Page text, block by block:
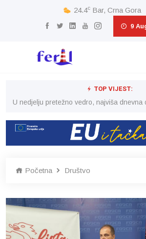
24.4c Bar, Crna Gora
9
TOP VIJEST:
U nedjelju pretežno vedro, najviša dnevna
Početna Društvo